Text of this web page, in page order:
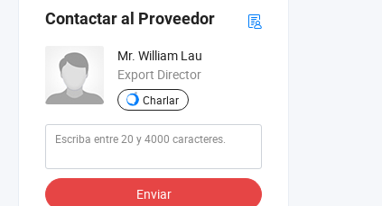
Contactar al Proveedor
Mr. William Lau
Export Director
Charlar
Enviar